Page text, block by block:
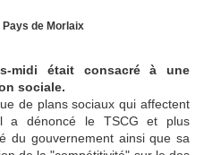
de Morlaix
midi était consacré à une
sociale.
de plans sociaux qui affectent
a dénoncé le TSCG et plus
du gouvernement ainsi que sa